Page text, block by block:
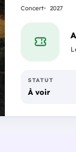
Concert 2027
STATUT
À voir